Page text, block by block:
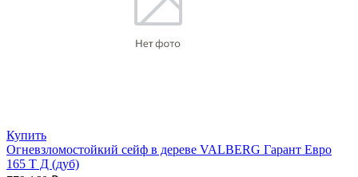
Купить
Огневзломостойкий сейф в дереве VALBERG Гарант Евро
165 T Д (дуб)